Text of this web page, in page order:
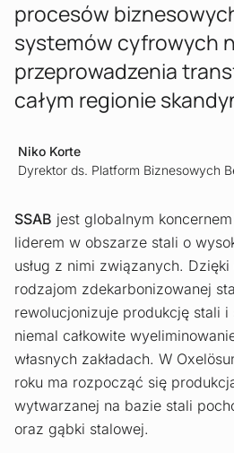
procesów
systemów cyfrowych
przeprowadzenia
całym regionie
Niko Korte
Dyrektor ds. Platform Biznesowych
SSAB jest globalnym
liderem w obszarze stali o
usług z nimi związanych.
rodzajom zdekarbonizowanej
rewolucjonizuje produkcję stali
niemal całkowite
własnych zakładach. W
roku ma rozpocząć się
wytwarzanej na bazie stali
oraz gąbki stalowej.